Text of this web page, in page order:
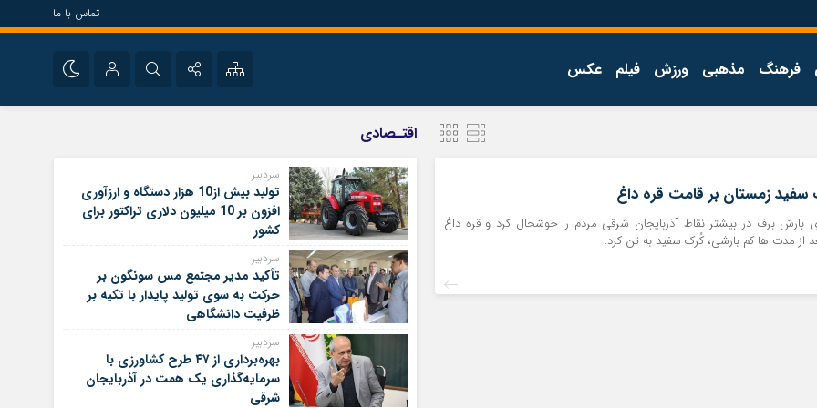
تماس با ما
فرهنگ مذهبی ورزش فیلم عکس
سروش
ایتا
آپارات
رمز عبور
مرا به خاطر بسپار
اقتصاد
سفید زمستان بر قامت قره داغ
دی بارش برف در بیشتر نقاط آذربایجان شرقی مردم را خوشحال کرد و قره داغ
از مدت ها کم بارشی، کُرک سفید به تن کرد.
اقتـصادی
سردبیر
تولید بیش از10 هزار دستگاه و ارزآوری
افزون بر 10 میلیون دلاری تراکتور برای
کشور
سردبیر
تأکید مدیر مجتمع مس سونگون بر
حرکت به سوی تولید پایدار با تکیه بر
ظرفیت دانشگاهی
سردبیر
بهره‌برداری از ۴۷ طرح کشاورزی با
سرمایه‌گذاری یک همت در آذربایجان
شرقی